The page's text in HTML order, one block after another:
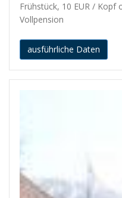
Frühstück, 10 EUR / Kopf
Vollpension
ausführliche Daten